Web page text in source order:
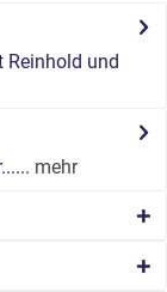
Reinhold und
mehr